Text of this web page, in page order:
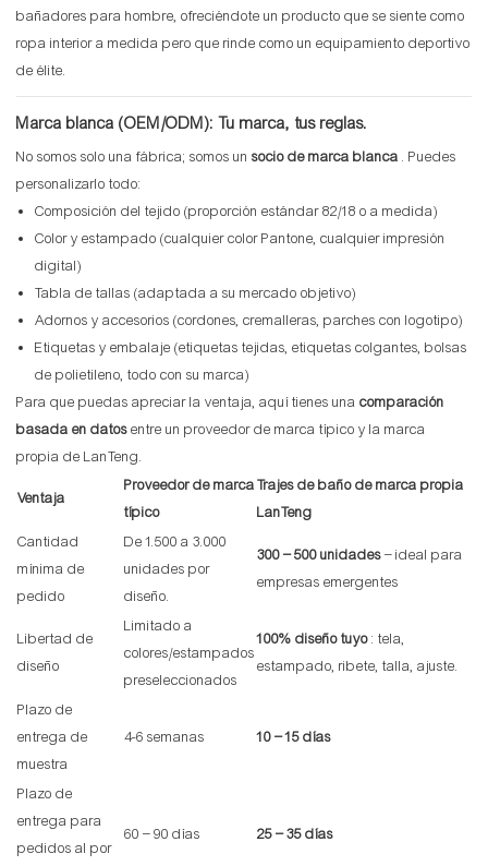
bañadores para hombre, ofreciéndote un producto que se siente como
ropa interior a medida pero que rinde como un equipamiento deportivo
de élite.
Marca blanca (OEM/ODM): Tu marca, tus reglas.
No somos solo una fábrica; somos un socio de marca blanca . Puedes
personalizarlo todo:
Composición del tejido (proporción estándar 82/18 o a medida)
Color y estampado (cualquier color Pantone, cualquier impresión
digital)
Tabla de tallas (adaptada a su mercado objetivo)
Adornos y accesorios (cordones, cremalleras, parches con logotipo)
Etiquetas y embalaje (etiquetas tejidas, etiquetas colgantes, bolsas
de polietileno, todo con su marca)
Para que puedas apreciar la ventaja, aquí tienes una comparación
basada en datosentre un proveedor de marca típico y la marca
propia de LanTeng.
Ventaja
Proveedor de marca
típico
Trajes de baño de marca propia
LanTeng
Cantidad
mínima de
pedido
De 1.500 a 3.000
unidades por
diseño.
300 – 500 unidades– ideal para
empresas emergentes
Libertad de
diseño
Limitado a
colores/estampados
preseleccionados
100% diseño tuyo: tela,
estampado, ribete, talla, ajuste.
Plazo de
entrega de
muestra
4-6 semanas 10 – 15 días
Plazo de
entrega para
pedidos al por
60 – 90 días 25 – 35 días